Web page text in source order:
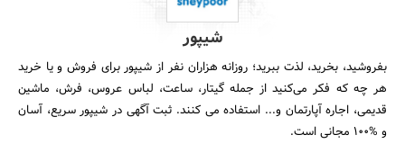
شیپور
بفروشید، بخرید، لذت ببرید؛ روزانه هزاران نفر از شیپور برای فروش و یا خرید
هر چه که فکر می‌کنید از جمله گیتار، ساعت، لباس عروس، فرش، ماشین
قدیمی، اجاره آپارتمان و... استفاده می کنند. ثبت آگهی در شیپور سریع، آسان
و %100 مجانی است.